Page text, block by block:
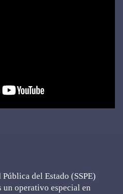
del Estado (SSPE)
un operativo especial en